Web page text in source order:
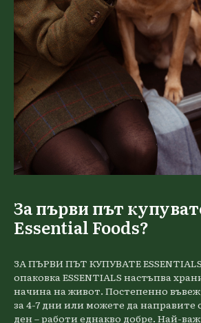
За първи път
Essential Foods?
ЗА ПЪРВИ ПЪТ КУПУВАТЕ
опаковка ESSENTIALS настъпва
начина на живот. Постепенно
за 4-7 дни или можете да направите
ден – работи еднакво добре. Най-